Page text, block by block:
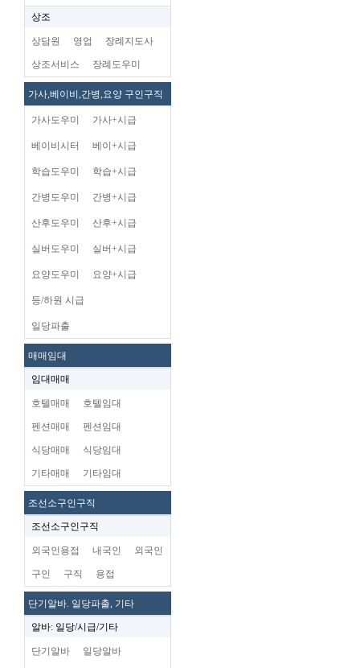
상조
상담원 영업 장례지도사
상조서비스 장례도우미
가사,베이비,간병,요양 구인구직
가사도우미 가사+시급
베이비시터 베이+시급
학습도우미 학습+시급
간병도우미 간병+시급
산후도우미 산후+시급
실버도우미 실버+시급
요양도우미 요양+시급
등/하원 시급
일당파출
매매임대
임대매매
호텔매매 호텔임대
펜션매매 펜션임대
식당매매 식당임대
기타매매 기타임대
조선소구인구직
조선소구인구직
외국인용접 내국인 외국인
구인 구직 용접
단기알바. 일당파출, 기타
알바: 일당/시급/기타
단기알바 일당알바